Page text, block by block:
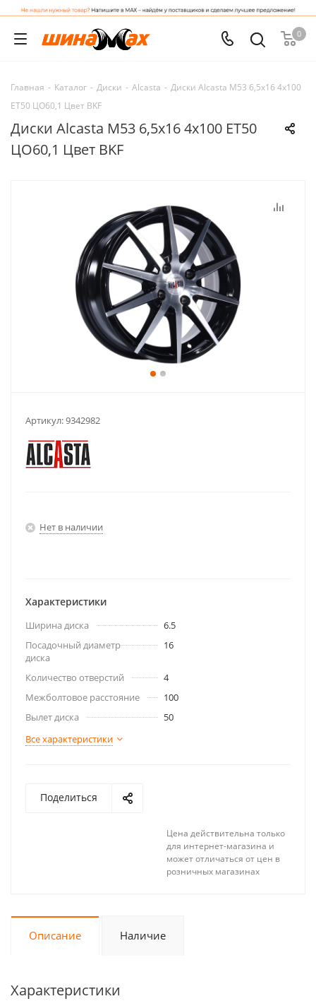
0
Главная - Каталог - Диски - Alcasta - Диски Alcasta M53 6,5x16 4x100
ET50 ЦО60,1 Цвет BKF
Диски Alcasta M53 6,5x16 4x100 ET50
ЦО60,1 Цвет BKF
Артикул:9342982
Нет в наличии
Характеристики
Ширина диска
6.5
Посадочный диаметр
диска
16
Количество отверстий
4
Межболтовое расстояние
100
Вылет диска
50
Все характеристики
Поделиться
Цена действительна только
для интернет-магазина и
может отличаться от цен в
розничных магазинах
Описание Наличие
Характеристики